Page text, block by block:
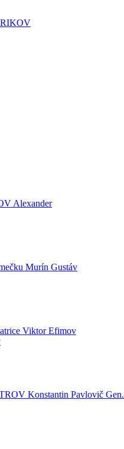
Alexander
Murín Gustáv
Viktor Efimov
Konstantin Pavlovič Gen.